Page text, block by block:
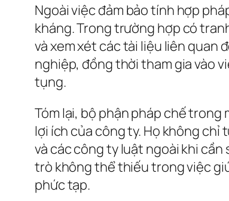
Ngoài việc đảm bảo tính hợp
kháng. Trong trường hợp có
và xem xét các tài liệu liên quan
nghiệp, đồng thời tham gia vào
tụng.
Tóm lại, bộ phận pháp chế
lợi ích của công ty. Họ không chỉ
và các công ty luật ngoài khi cần
trò không thể thiếu trong việc
phức tạp.